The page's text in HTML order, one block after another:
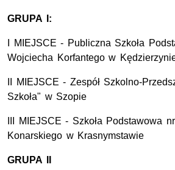
GRUPA I:
I MIEJSCE - Publiczna Szkoła
Wojciecha Korfantego w
II MIEJSCE - Zespół Szkolno-
Szkoła" w Szopie
III MIEJSCE - Szkoła Podstawowa nr
Konarskiego w Krasnymstawie
GRUPA II